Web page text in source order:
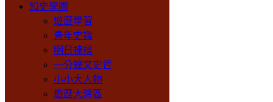
知史學園
遊歷學習
青年史識
明日棟樑
一分鐘文史哲
小小大人物
遊歷大灣區